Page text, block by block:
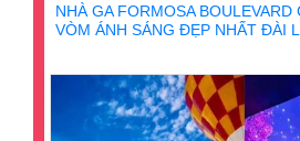
NHÀ GA FORMOSA BOULEVARD
VÒM ÁNH SÁNG ĐẸP NHẤT ĐÀI